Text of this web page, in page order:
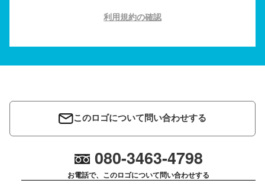
利用規約の確認
このロゴについて問い合わせする
080-3463-4798
お電話で、このロゴについて問い合わせする